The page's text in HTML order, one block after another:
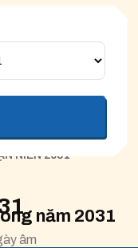
NIÊN 2031
âm
xấu sẽ chấm màu
năm 2031